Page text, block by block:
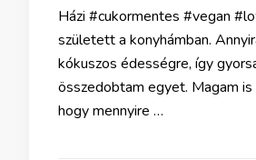
Házi #cukormentes #vegan
született a konyhámban.
kókuszos édességre, így
összedobtam egyet. Magam
hogy mennyire …